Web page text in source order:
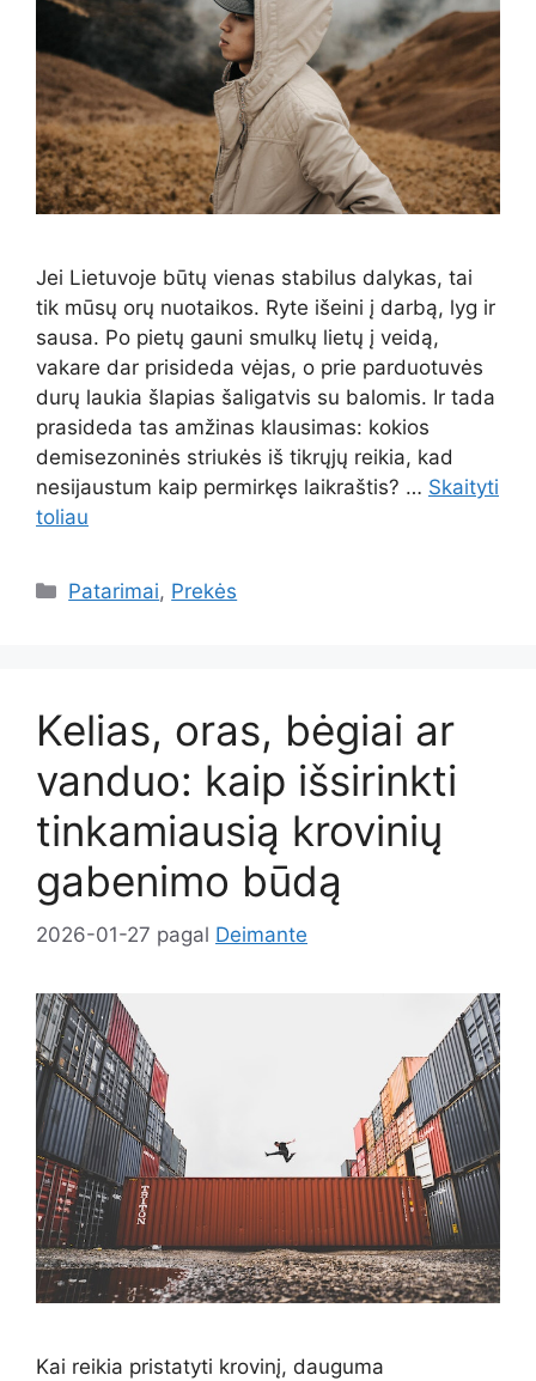
Jei Lietuvoje būtų vienas stabilus dalykas, tai
tik mūsų orų nuotaikos. Ryte išeini į darbą, lyg ir
sausa. Po pietų gauni smulkų lietų į veidą,
vakare dar prisideda vėjas, o prie parduotuvės
durų laukia šlapias šaligatvis su balomis. Ir tada
prasideda tas amžinas klausimas: kokios
demisezoninės striukės iš tikrųjų reikia, kad
nesijaustum kaip permirkęs laikraštis? … Skaityti
toliau
Kategorijos
Patarimai, Prekės
Kelias, oras, bėgiai ar
vanduo: kaip išsirinkti
tinkamiausią krovinių
gabenimo būdą
2026-01-27 pagal Deimante
Kai reikia pristatyti krovinį, dauguma